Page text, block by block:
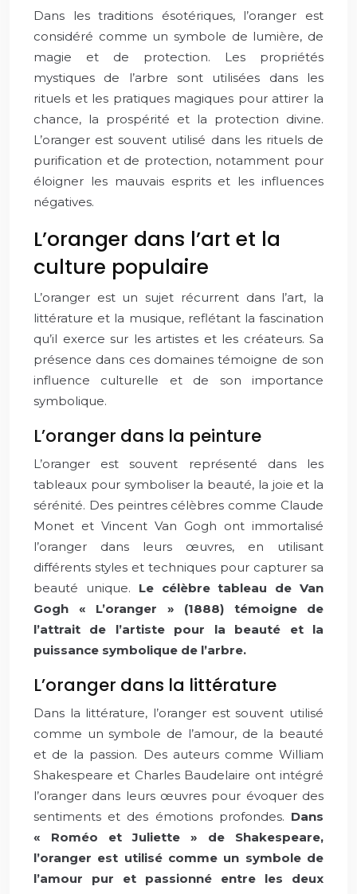
Dans les traditions ésotériques, l’oranger est
considéré comme un symbole de lumière, de
magie et de protection. Les propriétés
mystiques de l’arbre sont utilisées dans les
rituels et les pratiques magiques pour attirer la
chance, la prospérité et la protection divine.
L’oranger est souvent utilisé dans les rituels de
purification et de protection, notamment pour
éloigner les mauvais esprits et les influences
négatives.
L’oranger dans l’art et la
culture populaire
L’oranger est un sujet récurrent dans l’art, la
littérature et la musique, reflétant la fascination
qu’il exerce sur les artistes et les créateurs. Sa
présence dans ces domaines témoigne de son
influence culturelle et de son importance
symbolique.
L’oranger dans la peinture
L’oranger est souvent représenté dans les
tableaux pour symboliser la beauté, la joie et la
sérénité. Des peintres célèbres comme Claude
Monet et Vincent Van Gogh ont immortalisé
l’oranger dans leurs œuvres, en utilisant
différents styles et techniques pour capturer sa
beauté unique. Le célèbre tableau de Van
Gogh « L’oranger » (1888) témoigne de
l’attrait de l’artiste pour la beauté et la
puissance symbolique de l’arbre.
L’oranger dans la littérature
Dans la littérature, l’oranger est souvent utilisé
comme un symbole de l’amour, de la beauté
et de la passion. Des auteurs comme William
Shakespeare et Charles Baudelaire ont intégré
l’oranger dans leurs œuvres pour évoquer des
sentiments et des émotions profondes. Dans
« Roméo et Juliette » de Shakespeare,
l’oranger est utilisé comme un symbole de
l’amour pur et passionné entre les deux